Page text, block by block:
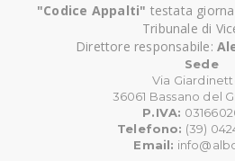
"Codice Appalti" testata
Tribunale di
Direttore responsabile:
Sede
Via
36061 Bassano del
P.IVA:
Telefono: (39)
Email: